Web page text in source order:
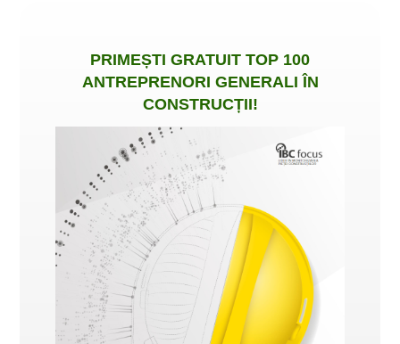
PRIMEȘTI GRATUIT TOP 100
ANTREPRENORI GENERALI ÎN
CONSTRUCȚII!